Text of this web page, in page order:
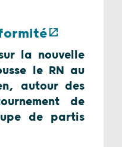
la nouvelle
le RN au
autour des
de
de partis